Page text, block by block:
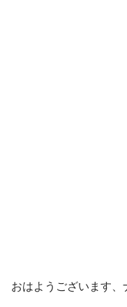
おはようございます、